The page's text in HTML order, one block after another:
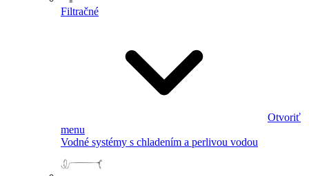
Filtračné
Otvoriť
menu
Vodné systémy s chladením a perlivou vodou